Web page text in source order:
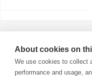
© 1999-2026
About cookies on
We use cookies to collect
performance and usage,